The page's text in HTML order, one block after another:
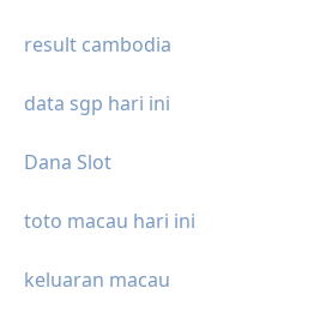
result cambodia
data sgp hari ini
Dana Slot
toto macau hari ini
keluaran macau